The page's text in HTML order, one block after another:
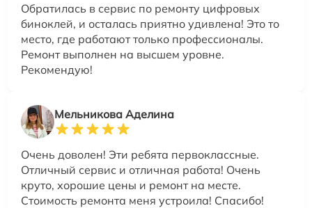
Обратилась в сервис по ремонту цифровых
биноклей, и осталась приятно удивлена! Это то
место, где работают только профессионалы.
Ремонт выполнен на высшем уровне.
Рекомендую!
Мельникова Аделина
Очень доволен! Эти ребята первоклассные.
Отличный сервис и отличная работа! Очень
круто, хорошие цены и ремонт на месте.
Стоимость ремонта меня устроила! Спасибо!